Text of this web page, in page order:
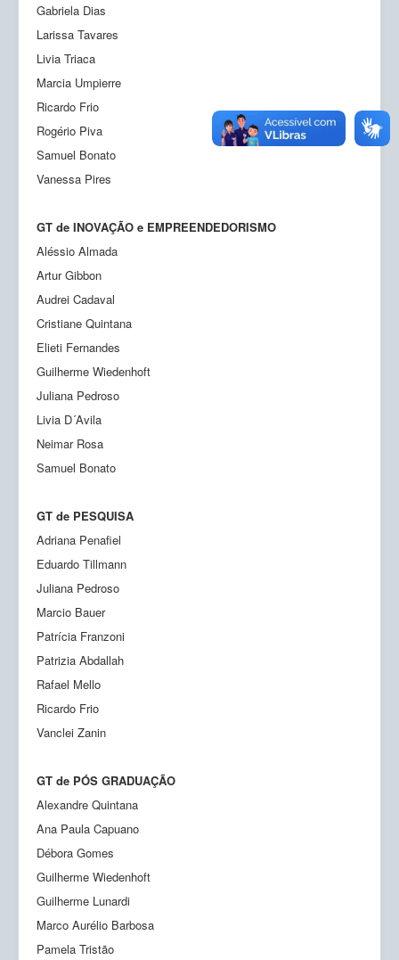
Gabriela Dias
Larissa Tavares
Livia Triaca
Marcia Umpierre
Ricardo Frio
Rogério Piva
Samuel Bonato
Vanessa Pires
GT de INOVAÇÃO e EMPREENDEDORISMO
Aléssio Almada
Artur Gibbon
Audrei Cadaval
Cristiane Quintana
Elieti Fernandes
Guilherme Wiedenhoft
Juliana Pedroso
Livia D´Avila
Neimar Rosa
Samuel Bonato
GT de PESQUISA
Adriana Penafiel
Eduardo Tillmann
Juliana Pedroso
Marcio Bauer
Patrícia Franzoni
Patrizia Abdallah
Rafael Mello
Ricardo Frio
Vanclei Zanin
GT de PÓS GRADUAÇÃO
Alexandre Quintana
Ana Paula Capuano
Débora Gomes
Guilherme Wiedenhoft
Guilherme Lunardi
Marco Aurélio Barbosa
Pamela Tristão